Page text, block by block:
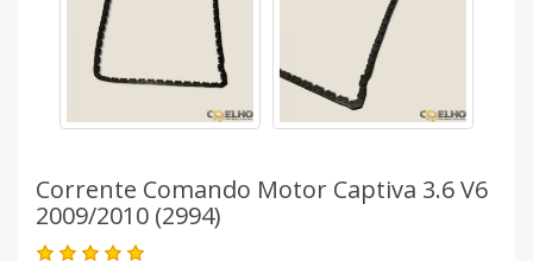
Corrente Comando Motor Captiva 3.6 V6
2009/2010 (2994)